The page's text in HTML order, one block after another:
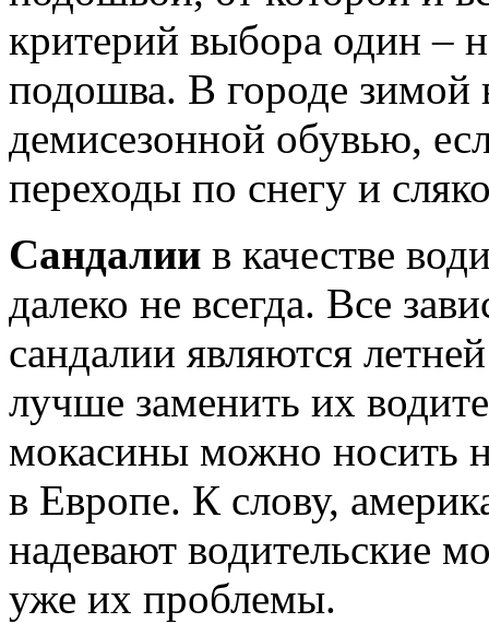
критерий выбора один –
подошва. В городе
демисезонной обувью,
переходы по снегу и
Сандалии в качестве
далеко не всегда. Все
сандалии являются
лучше заменить их
мокасины можно носить
в Европе. К слову,
надевают водительские
уже их проблемы.